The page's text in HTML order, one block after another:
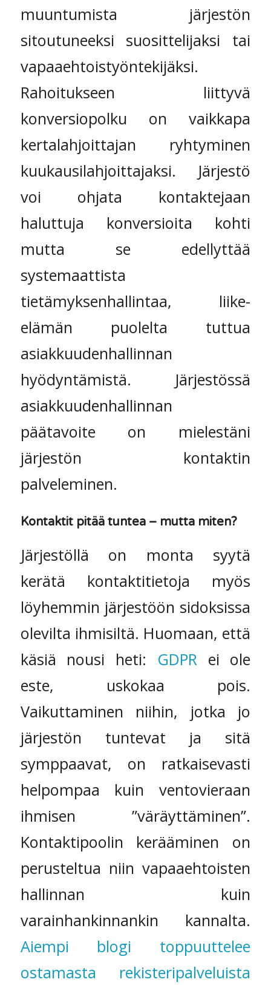
muuntumista järjestön
sitoutuneeksi suosittelijaksi tai
vapaaehtoistyöntekijäksi.
Rahoitukseen liittyvä
konversiopolku on vaikkapa
kertalahjoittajan ryhtyminen
kuukausilahjoittajaksi. Järjestö
voi ohjata kontaktejaan
haluttuja konversioita kohti
mutta se edellyttää
systemaattista
tietämyksenhallintaa, liike-
elämän puolelta tuttua
asiakkuudenhallinnan
hyödyntämistä. Järjestössä
asiakkuudenhallinnan
päätavoite on mielestäni
järjestön kontaktin
palveleminen.
Kontaktit pitää tuntea – mutta miten?
Järjestöllä on monta syytä
kerätä kontaktitietoja myös
löyhemmin järjestöön sidoksissa
olevilta ihmisiltä. Huomaan, että
käsiä nousi heti: GDPR ei ole
este, uskokaa pois.
Vaikuttaminen niihin, jotka jo
järjestön tuntevat ja sitä
symppaavat, on ratkaisevasti
helpompaa kuin ventovieraan
ihmisen ”väräyttäminen”.
Kontaktipoolin kerääminen on
perusteltua niin vapaaehtoisten
hallinnan kuin
varainhankinnankin kannalta.
Aiempi blogi toppuuttelee
ostamasta rekisteripalveluista